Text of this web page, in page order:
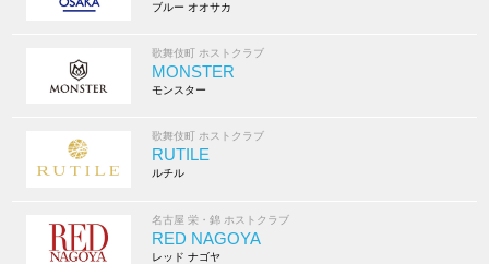
ブルー オオサカ
歌舞伎町 ホストクラブ
MONSTER
モンスター
歌舞伎町 ホストクラブ
RUTILE
ルチル
名古屋 栄・錦 ホストクラブ
RED NAGOYA
レッド ナゴヤ